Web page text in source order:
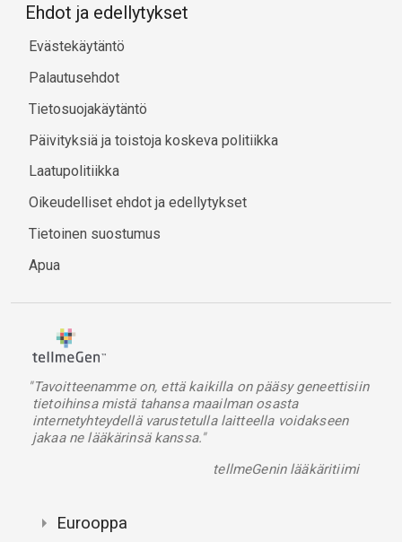
Ehdot ja edellytykset
Evästekäytäntö
Palautusehdot
Tietosuojakäytäntö
Päivityksiä ja toistoja koskeva politiikka
Laatupolitiikka
Oikeudelliset ehdot ja edellytykset
Tietoinen suostumus
Apua
"Tavoitteenamme on, että kaikilla on pääsy geneettisiin
tietoihinsa mistä tahansa maailman osasta
internetyhteydellä varustetulla laitteella voidakseen
jakaa ne lääkärinsä kanssa."
tellmeGenin lääkäritiimi
Eurooppa